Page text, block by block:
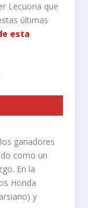
Lecuona que
últimas
esta
ganadores
como un
En la
Honda
y